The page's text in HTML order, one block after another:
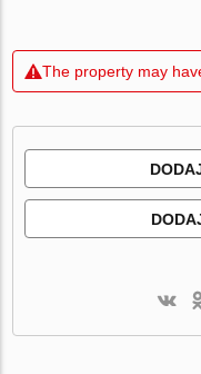
The property may